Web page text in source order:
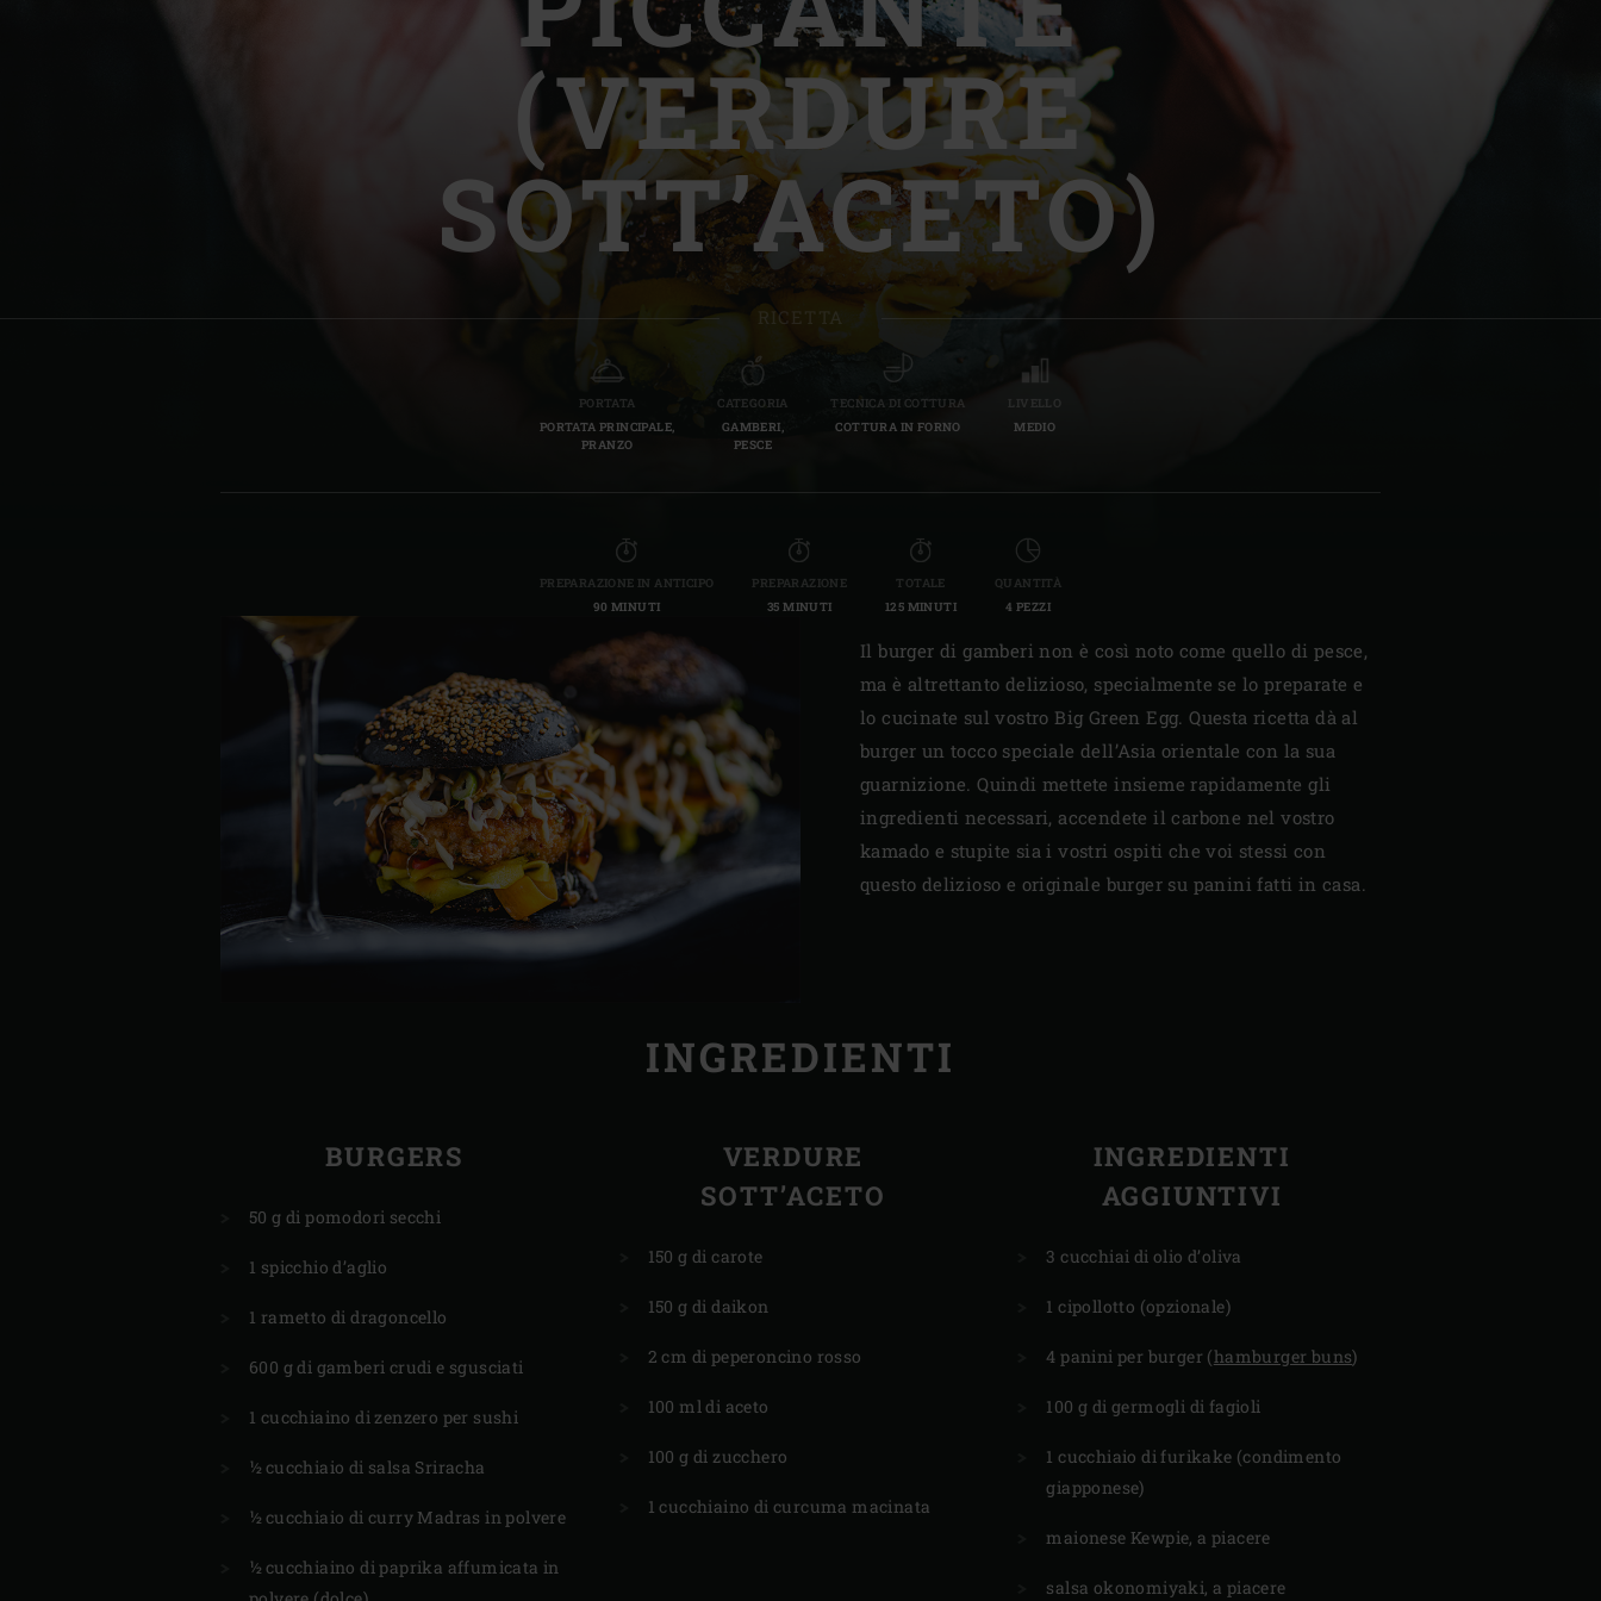
Germany | Deutschland
Slovenia | Slovenija
Spain | España
Sweden | Sverige
Switzerland (French) | Schweiz (Français)
Switzerland | Schweiz
Turkey | Türkiye
(VERDURE
SOTT’ACETO)
RICETTA
PORTATA
PORTATA PRINCIPALE,
PRANZO
CATEGORIA
GAMBERI,
PESCE
TECNICA DI COTTURA
COTTURA IN FORNO
LIVELLO
MEDIO
PREPARAZIONE IN ANTICIPO
90 MINUTI
PREPARAZIONE
35 MINUTI
TOTALE
125 MINUTI
QUANTITÀ
4 PEZZI
Il burger di gamberi non è così noto come quello di pesce,
ma è altrettanto delizioso, specialmente se lo preparate e
lo cucinate sul vostro Big Green Egg. Questa ricetta dà al
burger un tocco speciale dell’Asia orientale con la sua
guarnizione. Quindi mettete insieme rapidamente gli
ingredienti necessari, accendete il carbone nel vostro
kamado e stupite sia i vostri ospiti che voi stessi con
questo delizioso e originale burger su panini fatti in casa.
INGREDIENTI
BURGERS
50 g di pomodori secchi
1 spicchio d’aglio
1 rametto di dragoncello
600 g di gamberi crudi e sgusciati
1 cucchiaino di zenzero per sushi
½ cucchiaio di salsa Sriracha
½ cucchiaio di curry Madras in polvere
½ cucchiaino di paprika affumicata in
VERDURE
SOTT’ACETO
150 g di carote
150 g di daikon
2 cm di peperoncino rosso
100 ml di aceto
100 g di zucchero
1 cucchiaino di curcuma macinata
INGREDIENTI
AGGIUNTIVI
3 cucchiai di olio d’oliva
1 cipollotto (opzionale)
4 panini per burger (hamburger buns)
100 g di germogli di fagioli
1 cucchiaio di furikake (condimento
giapponese)
maionese Kewpie, a piacere
salsa okonomiyaki, a piacere